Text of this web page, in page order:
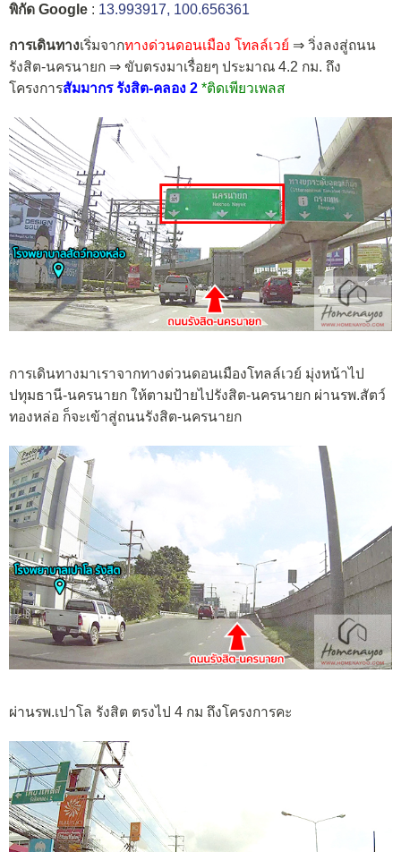
พิกัด Google : 13.993917, 100.656361
การเดินทางเริ่มจากทางด่วนดอนเมือง โทลล์เวย์ ⇒ วิ่งลงสู่ถนน
รังสิต-นครนายก ⇒ ขับตรงมาเรื่อยๆ ประมาณ 4.2 กม. ถึง
โครงการสัมมากร รังสิต-คลอง 2 *ติดเพียวเพลส
การเดินทางมาเราจากทางด่วนดอนเมืองโทลล์เวย์ มุ่งหน้าไป
ปทุมธานี-นครนายก ให้ตามป้ายไปรังสิต-นครนายก ผ่านรพ.สัตว์
ทองหล่อ ก็จะเข้าสู่ถนนรังสิต-นครนายก
ผ่านรพ.เปาโล รังสิต ตรงไป 4 กม ถึงโครงการคะ